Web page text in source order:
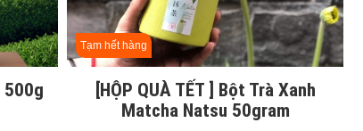
500g
Tạm hết hàng
[HỘP QUÀ TẾT ] Bột Trà Xanh
Matcha Natsu 50gram